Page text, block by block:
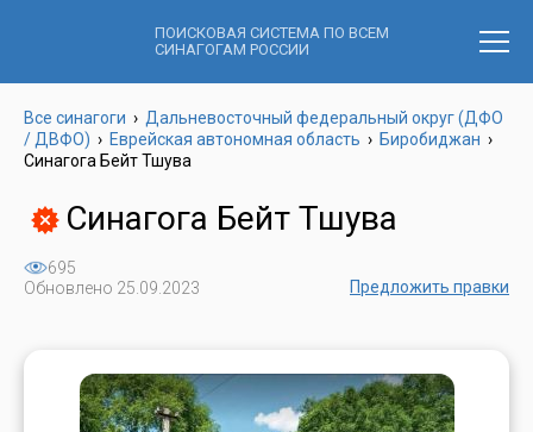
ПОИСКОВАЯ СИСТЕМА ПО ВСЕМ
СИНАГОГАМ РОССИИ
Все синагоги › Дальневосточный федеральный округ (ДФО
/ ДВФО) › Еврейская автономная область › Биробиджан ›
Синагога Бейт Тшува
Синагога Бейт Тшува
Обновлено 25.09.2023
695
Предложить правки